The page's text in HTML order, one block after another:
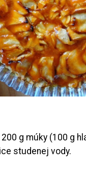
200 g múky (100 g
studenej vody.